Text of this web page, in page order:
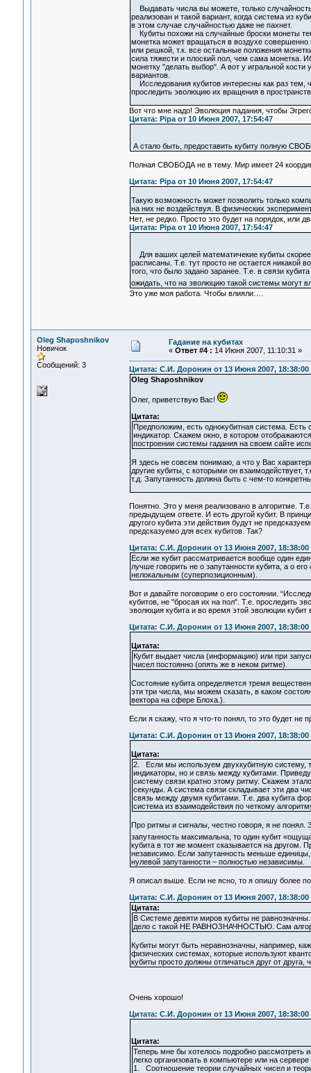
Выдавать числа вы можете, только
реализован и такой вариант, когда система из
в этом случае случайностью даже не пахнет.
Кубиты похожи на случайные броски монеты
монетка может вращаться в воздухе
или решкой, т.к. все остальные положения
сила тяжести и плоский пол, чем сама монетка.
монетку "делать выбор". А вот у игральной
вариантов.
Исследования кубитов интересны как раз тем,
проследить эволюцию их вращения в
Вот что мне надо! Эволюция падания, чтобы
Цитата: Pipa от 10 Июня 2007, 17:54:47
А стало быть, предоставить кубиту полную
Полная СВОБОДА не в тему. Мир имеет 24
Цитата: Pipa от 10 Июня 2007, 17:54:47
Такую возможность может позволить только
на них не воздействуя. В физических
Нет, не редко. Просто это будет на порядок, или
Цитата: Pipa от 10 Июня 2007, 17:54:47
Для ваших целей математичекие кубиты скорее
расписаны. Т.е. тут просто не остается никакой
того, что было задано заранее. Т.е. в связи
ожидать, что на эволюцию такой системы могут
Это уже моя работа. Чтобы влияли….
Oleg Shaposhnikov
Новичок
Сообщений: 3
Гадание на кубитах
« Ответ #4 : 14 Июня 2007, 11:10:31 »
Цитата: С.И. Доронин от 13 Июня 2007, 18:38:00
Oleg Shaposhnikov
Олег, приветствую Вас!
Цитата:
Предположим, есть однокубитная система. Есть
индикатор. Скажем окно, в котором
построении системы гадания на своем сайте
Я здесь не совсем понимаю, а что у Вас
другие кубиты, с которыми он взаимодействует,
т.д. Запутанность должна быть с чем-то
Понятно. Это у меня реализовано в алгоритме.
предыдущем ответе. И есть другой кубит. В
другого кубита эти действия будут не
предсказуемо для всех кубитов. Так?
Цитата: С.И. Доронин от 13 Июня 2007, 18:38:00
Если же кубит рассматривается вообще один
лучше говорить не о запутанности кубита, а о
нелокальным (суперпозиционным).
Вот и давайте поговорим о его состоянии.
кубитов, не "бросая их на пол". Т.е. проследить
эволюция кубита и во время этой эволюции
Цитата: С.И. Доронин от 13 Июня 2007, 18:38:00
Цитата:
Кубит выдает числа (информацию) или при
чисел постоянно (опять же в неком ритме).
Состояние кубита определяется тремя
эти три числа, мы можем сказать, в каком
вектора на сфере Блоха.).
Если я скажу, что я что-то понял, то это будет не
Цитата: С.И. Доронин от 13 Июня 2007, 18:38:00
Цитата:
2. Если мы используем двухкубитную систему,
индикаторы, но и связь между кубитами.
систему связи кратно этому ритму. Скажем
секунды. А система связи складывает эти два
связь между двумя кубитами. Т.е. два кубита
система из взаимодействия по четкому
Про ритмы и сигналы, честно говоря, я не понял.
запутанность максимальна, то один кубит
кубита в тот же момент сказывается на другом.
независимо. Если запутанность меньше
нулевой запутанности – полностью независимы.
Я описал выше. Если не ясно, то я опишу более
Цитата: С.И. Доронин от 13 Июня 2007, 18:38:00
Цитата:
В Системе девяти миров кубиты не
дело с такой НЕ РАВНОЗНАЧНОСТЬЮ. Сам
Кубиты могут быть неравнозначны, например,
физических системах, которые используют
кубиты просто должны отличаться друг от
Очень хорошо!
Цитата: С.И. Доронин от 13 Июня 2007, 18:38:00
Цитата:
Теперь мне бы хотелось подробно рассмотреть
легко организовать в компьютере или на
1. Соотношение теории случайных чисел и